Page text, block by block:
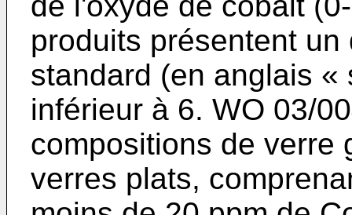
produits présentent
standard (en anglais
inférieur à 6. WO 03/
compositions de verre
verres plats,